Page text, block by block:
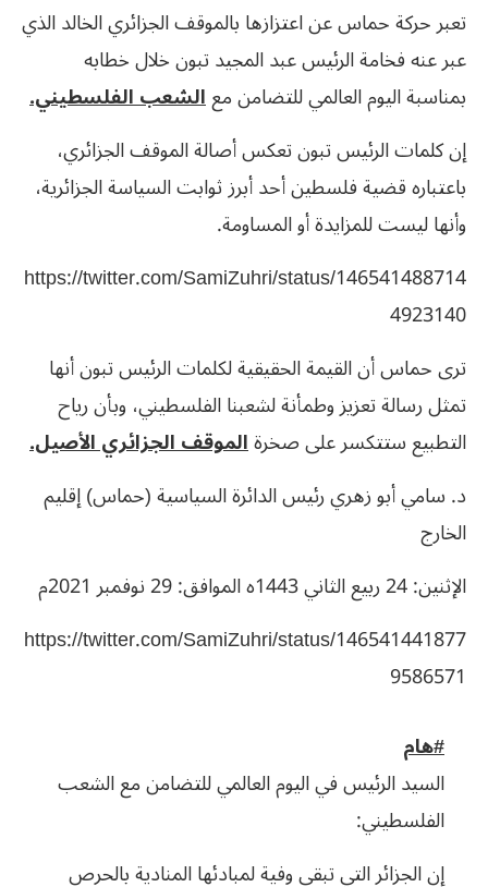
تعبر حركة حماس عن اعتزازها بالموقف الجزائري الخالد الذي
عبر عنه فخامة الرئيس عبد المجيد تبون خلال خطابه
بمناسبة اليوم العالمي للتضامن معالشعب الفلسطيني.
إن كلمات الرئيس تبون تعكس أصالة الموقف الجزائري،
باعتباره قضية فلسطين أحد أبرز ثوابت السياسة الجزائرية،
وأنها ليست للمزايدة أو المساومة.
https://twitter.com/SamiZuhri/status/146541488714
4923140
ترى حماس أن القيمة الحقيقية لكلمات الرئيس تبون أنها
تمثل رسالة تعزيز وطمأنة لشعبنا الفلسطيني، وبأن رياح
التطبيع ستتكسر على صخرةالموقف الجزائري الأصيل.
د. سامي أبو زهري رئيس الدائرة السياسية (حماس) إقليم
الخارج
الإثنين: 24 ربيع الثاني 1443ه الموافق: 29 نوفمبر 2021م
https://twitter.com/SamiZuhri/status/146541441877
9586571
#هام
السيد الرئيس في اليوم العالمي للتضامن مع الشعب
الفلسطيني:
إن الجزائر التي تبقى وفية لمبادئها المنادية بالحرص